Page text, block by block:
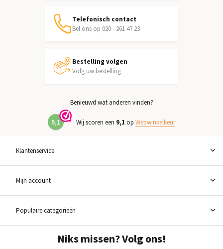
Telefonisch contact
Bel ons op 020 - 261 47 23
Bestelling volgen
Volg uw bestelling
Benieuwd wat anderen vinden?
9,1 Wij scoren een 9,1 op Webwinkelkeur
Klantenservice
Mijn account
Populaire categorieën
Niks missen? Volg ons!